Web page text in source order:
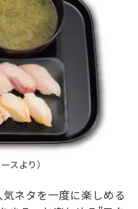
スより）
ネタを一度に楽しめる